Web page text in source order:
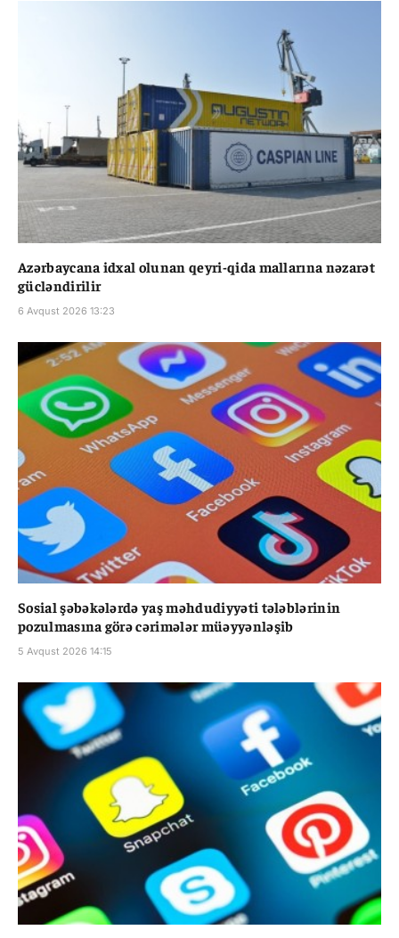
Azərbaycana idxal olunan qeyri-qida mallarına nəzarət
gücləndirilir
6 Avqust 2026 13:23
Sosial şəbəkələrdə yaş məhdudiyyəti tələblərinin
pozulmasına görə cərimələr müəyyənləşib
5 Avqust 2026 14:15